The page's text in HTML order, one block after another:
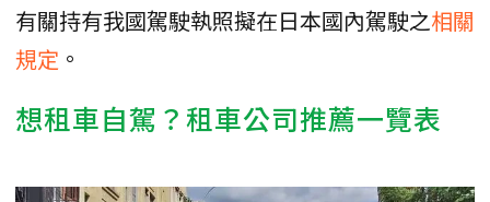
有關持有我國駕駛執照擬在日本國內駕駛之相關
規定 。
想租車自駕？租車公司推薦一覽表